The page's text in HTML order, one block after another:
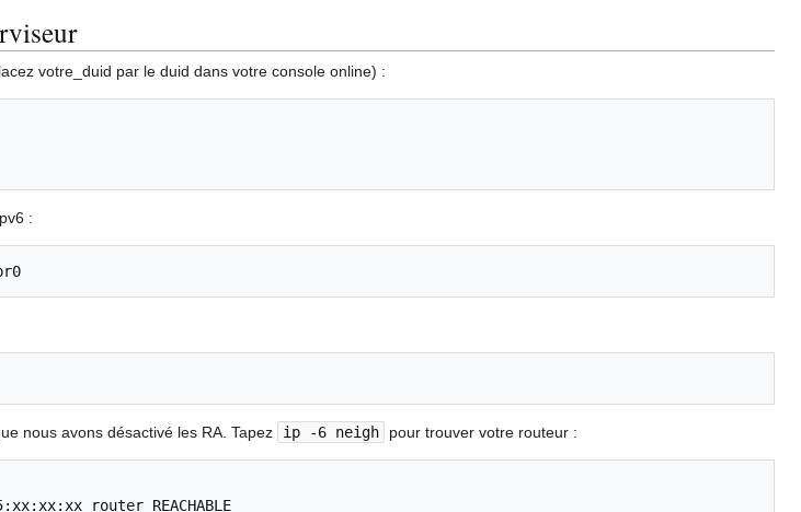
votre_duid par le duid dans votre console online) :
:
nous avons désactivé les RA. Tapez ip -6 neigh pour trouver votre routeur :